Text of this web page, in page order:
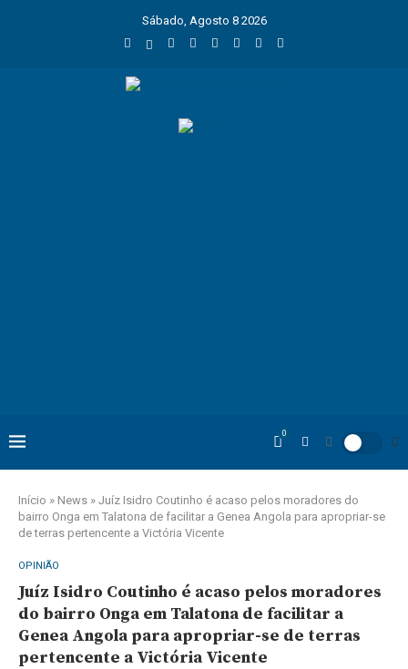
Sábado, Agosto 8 2026
0
Início » News » Juíz Isidro Coutinho é acaso pelos moradores do
bairro Onga em Talatona de facilitar a Genea Angola para apropriar-se
de terras pertencente a Victória Vicente
OPINIÃO
Juíz Isidro Coutinho é acaso pelos moradores
do bairro Onga em Talatona de facilitar a
Genea Angola para apropriar-se de terras
pertencente a Victória Vicente